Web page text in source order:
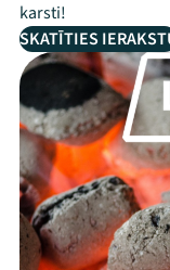
karsti!
SKATĪTIES